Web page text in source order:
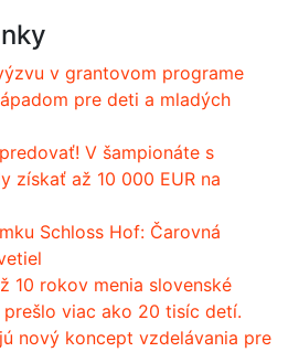
v grantovom programe
pre deti a mladých
V šampionáte s
získať až 10 000 EUR na
Schloss Hof: Čarovná
10 rokov menia slovenské
viac ako 20 tisíc detí.
nový koncept vzdelávania pre